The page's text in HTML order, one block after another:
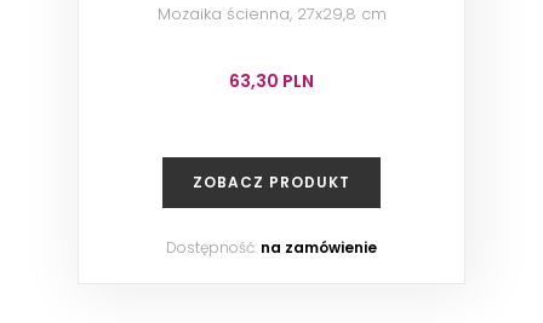
Mozaika ścienna, 27x29,8 cm
63,30 PLN
ZOBACZ PRODUKT
Dostępność: na zamówienie